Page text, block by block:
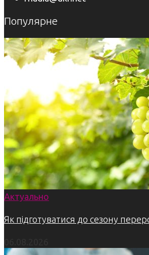
Популярне
Актуально
Як підготуватися до сезону